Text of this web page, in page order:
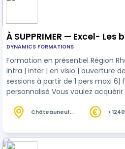
À SUPPRIMER — Excel- Les
DYNAMICS FORMATIONS
Formation en présentiel Région
intra | inter | en visio | ouverture de toutes les
sessions à partir de 1 pers maxi 6| formation
personnalisé Vous voulez acquérir les
efficacement vos données ?
cette formation de 2 jours, vous apprendrez les
fonctions essentielles d'Excel pour
Châteauneuf-
>